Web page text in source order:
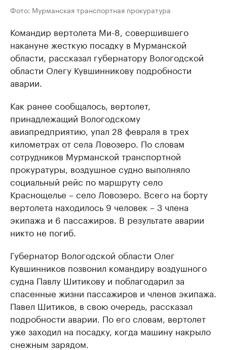
Фото: Мурманская транспортная прокуратура
Командир вертолета Ми-8, совершившего
накануне жесткую посадку в Мурманской
области, рассказал губернатору Вологодской
области Олегу Кувшинникову подробности
аварии.
Как ранее сообщалось, вертолет,
принадлежащий Вологодскому
авиапредприятию, упал 28 февраля в трех
километрах от села Ловозеро. По словам
сотрудников Мурманской транспортной
прокуратуры, воздушное судно выполняло
социальный рейс по маршруту село
Краснощелье – село Ловозеро. Всего на борту
вертолета находилось 9 человек – 3 члена
экипажа и 6 пассажиров. В результате аварии
никто не погиб.
Губернатор Вологодской области Олег
Кувшинников позвонил командиру воздушного
судна Павлу Шитикову и поблагодарил за
спасенные жизни пассажиров и членов экипажа.
Павел Шитиков, в свою очередь, рассказал
подробности аварии. По его словам, вертолет
уже заходил на посадку, когда машину накрыло
снежным зарядом.